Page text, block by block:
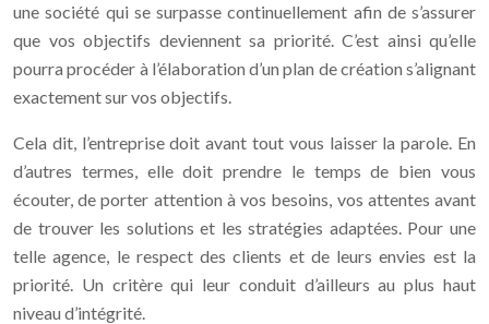
une société qui se surpasse continuellement afin de s’assurer
que vos objectifs deviennent sa priorité. C’est ainsi qu’elle
pourra procéder à l’élaboration d’un plan de création s’alignant
exactement sur vos objectifs.
Cela dit, l’entreprise doit avant tout vous laisser la parole. En
d’autres termes, elle doit prendre le temps de bien vous
écouter, de porter attention à vos besoins, vos attentes avant
de trouver les solutions et les stratégies adaptées. Pour une
telle agence, le respect des clients et de leurs envies est la
priorité. Un critère qui leur conduit d’ailleurs au plus haut
niveau d’intégrité.